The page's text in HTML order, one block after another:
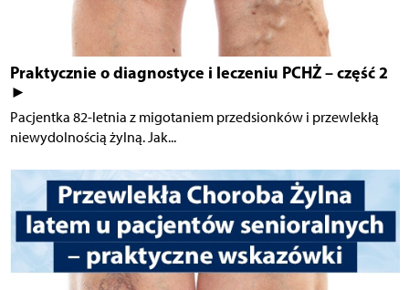
Praktycznie o diagnostyce i leczeniu PCHŻ – część 2
►
Pacjentka 82-letnia z migotaniem przedsionków i przewlekłą
niewydolnością żylną. Jak...